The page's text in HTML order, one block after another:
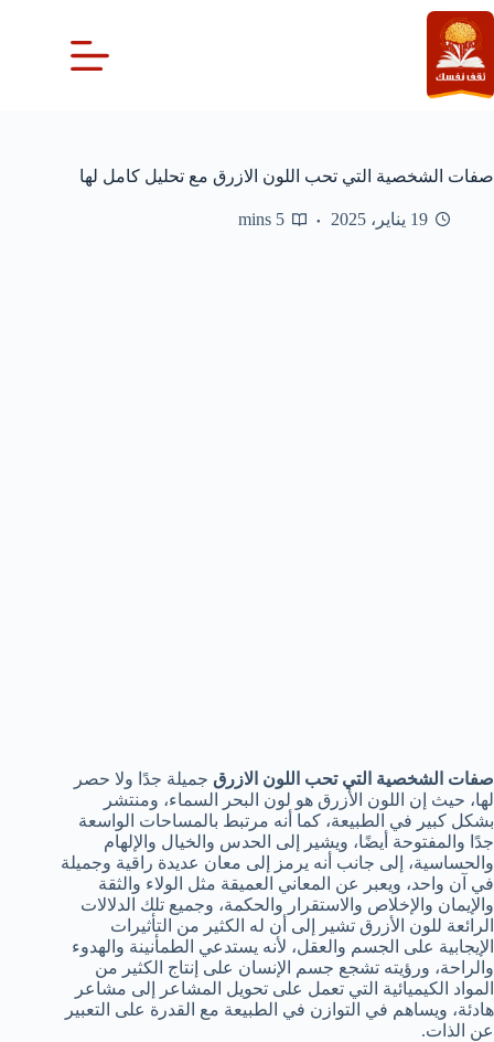
التجاوز
إلى
المحتوى
صفات الشخصية التي تحب اللون الازرق مع تحليل كامل لها
19 يناير، 2025 5 mins
صفات الشخصية التي تحب اللون الازرق جميلة جدًا ولا حصر
لها، حيث إن اللون الأزرق هو لون البحر السماء، ومنتشر
بشكل كبير في الطبيعة، كما أنه مرتبط بالمساحات الواسعة
جدًا والمفتوحة أيضًا، ويشير إلى الحدس والخيال والإلهام
والحساسية، إلى جانب أنه يرمز إلى معان عديدة راقية وجميلة
في آن واحد، ويعبر عن المعاني العميقة مثل الولاء والثقة
والإيمان والإخلاص والاستقرار والحكمة، وجميع تلك الدلالات
الرائعة للون الأزرق تشير إلى أن له الكثير من التأثيرات
الإيجابية على الجسم والعقل، لأنه يستدعي الطمأنينة والهدوء
والراحة، ورؤيته تشجع جسم الإنسان على إنتاج الكثير من
المواد الكيميائية التي تعمل على تحويل المشاعر إلى مشاعر
هادئة، ويساهم في التوازن في الطبيعة مع القدرة على التعبير
عن الذات.